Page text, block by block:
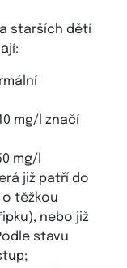
starších dětí
mg/l značí
mg/l
již patří do
o těžkou
nebo již
stavu